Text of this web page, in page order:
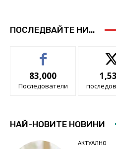
ПОСЛЕДВАЙТЕ НИ...
83,000
Последователи
НАЙ-НОВИТЕ НОВИНИ
АКТУАЛНО